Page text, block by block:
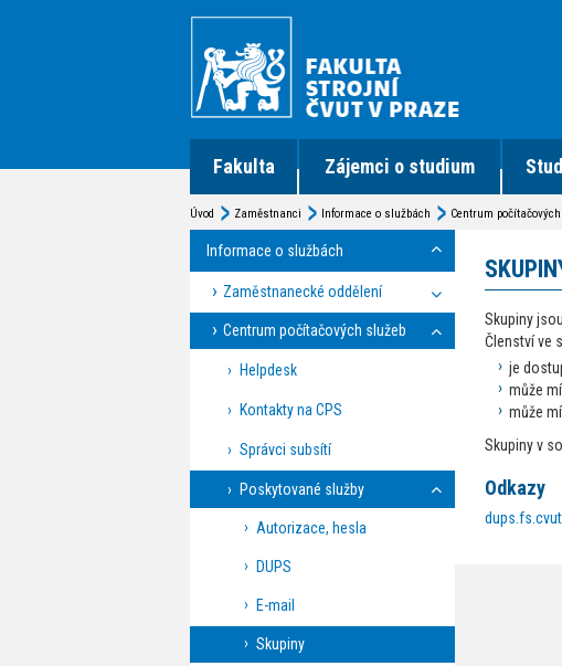
Fakulta Zájemci o studium
Úvod Zaměstnanci Informace o službách Centrum
Informace o službách
Zaměstnanecké oddělení
Centrum počítačových služeb
Helpdesk
Kontakty na CPS
Správci subsítí
Poskytované služby
Autorizace, hesla
DUPS
E-mail
Skupiny
Skupiny
Členství ve
je
může
může
Skupiny v
Odkazy